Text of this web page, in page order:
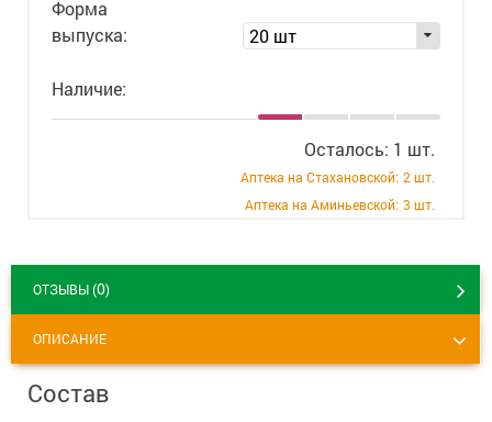
+7 (495) 921-40-74
Форма
выпуска:
20 шт
Наличие:
Осталось: 1 шт.
Аптека на Стахановской: 2 шт.
Аптека на Аминьевской: 3 шт.
ОТЗЫВЫ (0)
ОПИСАНИЕ
Состав